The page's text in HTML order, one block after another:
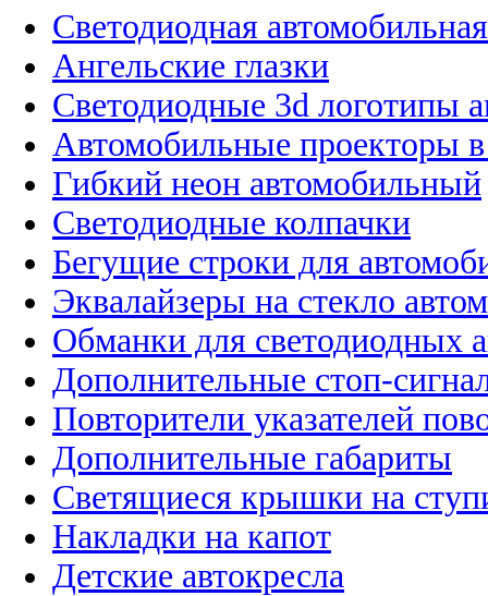
Светодиодная
Ангельские глазки
Светодиодные 3d логотипы
Автомобильные проекторы
Гибкий неон автомобильный
Светодиодные колпачки
Бегущие строки для
Эквалайзеры на стекло
Обманки для светодиодных
Дополнительные стоп-
Повторители указателей
Дополнительные габариты
Светящиеся крышки на
Накладки на капот
Детские автокресла